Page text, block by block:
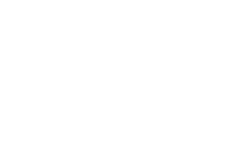
tema «Folktales Of The